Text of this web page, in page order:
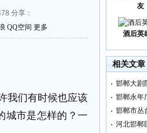
分享：
QQ空间 更多
我们有时候也应该
城市是怎样的？一
友
酒后英
相关文章
邯郸大剧
邯郸永年
邯郸市丛
河北邯郸